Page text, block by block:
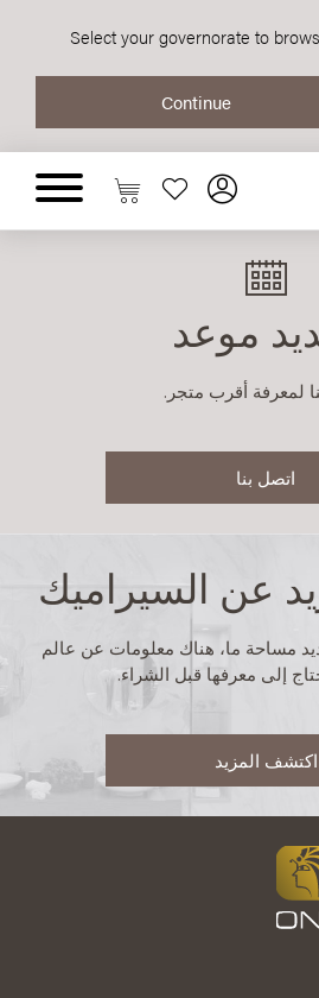
Select your governorate to
موعد
لمعرفة أقرب متجر.
اتصل بنا
عن السيراميك
مساحة ما، هناك معلومات عن عالم
إلى معرفها قبل الشراء.
اكتشف المزيد